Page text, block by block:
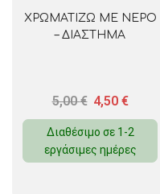
ΧΡΩΜΑΤΙΖΩ ΜΕ ΝΕΡΟ
– ΔΙΑΣΤΗΜΑ
5,00€ 4,50 €
Διαθέσιμο σε 1-2
εργάσιμες ημέρες